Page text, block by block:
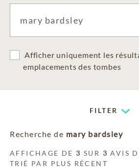
Afficher uniquement les
emplacements des tombes
FILTER
Recherche de mary bardsley
AFFICHAGE DE 3 SUR 3 AVIS
TRIÉ PAR PLUS RÉCENT